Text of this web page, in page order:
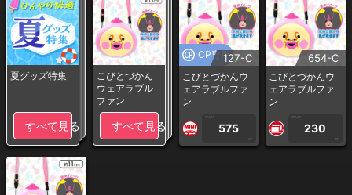
夏グッズ特集
すべて見る
こびとづかん
ウェアラブル
ファン
すべて見る
CP専用127-C
こびとづかんウ
ェアラブルファ
ン
1PLAY
575
CP
654-C
こびとづかんウ
ェアラブルファ
ン
1PLAY
230
CP